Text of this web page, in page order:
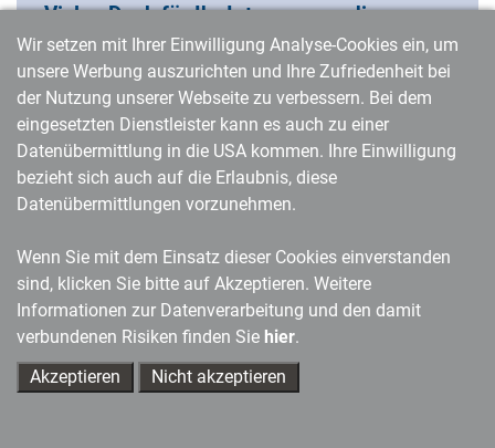
Vielen Dank für Ihr Interesse an diesem
kostenfreien Artikel der Zeitschrift
managerSeminare!
Sie möchten regelmäßig Beiträge des Magazins lesen?
Als Neukunde können Sie die Mitgliedschaft von
managerSeminare jetzt drei Monate lang kostenfrei testen
und von vielen weiteren Vorteilen profitieren.
Wir setzen mit Ihrer Einwilligung Analyse-Cookies ein, um
unsere Werbung auszurichten und Ihre Zufriedenheit bei
der Nutzung unserer Webseite zu verbessern. Bei dem
eingesetzten Dienstleister kann es auch zu einer
Datenübermittlung in die USA kommen. Ihre Einwilligung
bezieht sich auch auf die Erlaubnis, diese
Datenübermittlungen vorzunehmen.
Wenn Sie mit dem Einsatz dieser Cookies einverstanden
sind, klicken Sie bitte auf Akzeptieren. Weitere
Informationen zur Datenverarbeitung und den damit
verbundenen Risiken finden Sie hier.
Akzeptieren
Nicht akzeptieren